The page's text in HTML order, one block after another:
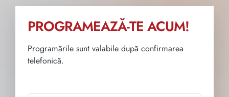
PROGRAMEAZĂ-TE ACUM!
Programările sunt valabile după confirmarea
telefonică.